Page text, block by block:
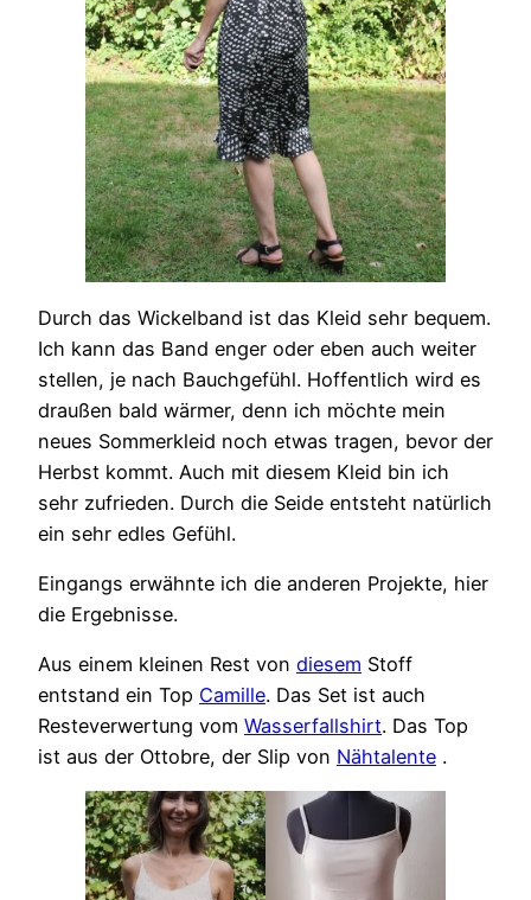
Durch das Wickelband ist das Kleid sehr bequem.
Ich kann das Band enger oder eben auch weiter
stellen, je nach Bauchgefühl. Hoffentlich wird es
draußen bald wärmer, denn ich möchte mein
neues Sommerkleid noch etwas tragen, bevor der
Herbst kommt. Auch mit diesem Kleid bin ich
sehr zufrieden. Durch die Seide entsteht natürlich
ein sehr edles Gefühl.
Eingangs erwähnte ich die anderen Projekte, hier
die Ergebnisse.
Aus einem kleinen Rest von diesem Stoff
entstand ein Top Camille. Das Set ist auch
Resteverwertung vom Wasserfallshirt. Das Top
ist aus der Ottobre, der Slip von Nähtalente .